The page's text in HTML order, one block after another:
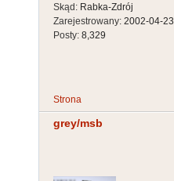
Skąd: Rabka-Zdrój
Zarejestrowany: 2002-04-23
Posty: 8,329
Strona
grey/msb